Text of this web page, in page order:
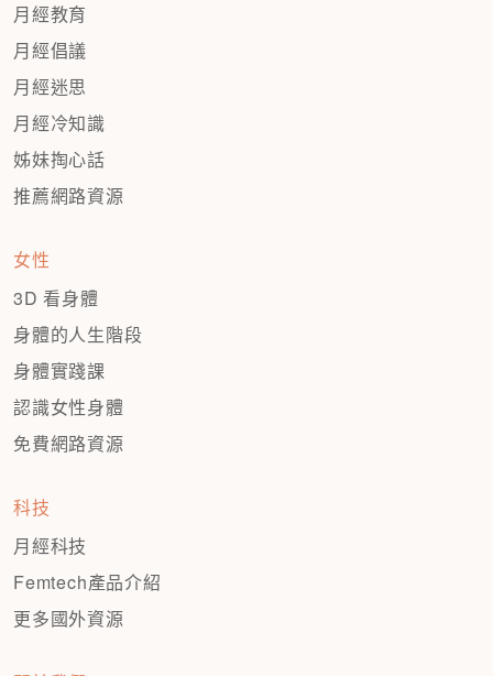
月經教育
月經倡議
月經迷思
月經冷知識
姊妹掏心話
推薦網路資源
女性
3D 看身體
身體的人生階段
身體實踐課
認識女性身體
免費網路資源
科技
月經科技
Femtech產品介紹
更多國外資源